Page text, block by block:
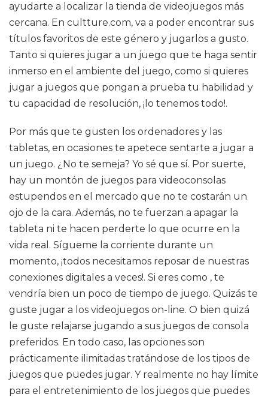
ayudarte a localizar la tienda de videojuegos más
cercana. En cultture.com, va a poder encontrar sus
títulos favoritos de este género y jugarlos a gusto.
Tanto si quieres jugar a un juego que te haga sentir
inmerso en el ambiente del juego, como si quieres
jugar a juegos que pongan a prueba tu habilidad y
tu capacidad de resolución, ¡lo tenemos todo!.
Por más que te gusten los ordenadores y las
tabletas, en ocasiones te apetece sentarte a jugar a
un juego. ¿No te semeja? Yo sé que sí. Por suerte,
hay un montón de juegos para videoconsolas
estupendos en el mercado que no te costarán un
ojo de la cara. Además, no te fuerzan a apagar la
tableta ni te hacen perderte lo que ocurre en la
vida real. Sígueme la corriente durante un
momento, ¡todos necesitamos reposar de nuestras
conexiones digitales a veces!. Si eres como , te
vendría bien un poco de tiempo de juego. Quizás te
guste jugar a los videojuegos on-line. O bien quizá
le guste relajarse jugando a sus juegos de consola
preferidos. En todo caso, las opciones son
prácticamente ilimitadas tratándose de los tipos de
juegos que puedes jugar. Y realmente no hay límite
para el entretenimiento de los juegos que puedes